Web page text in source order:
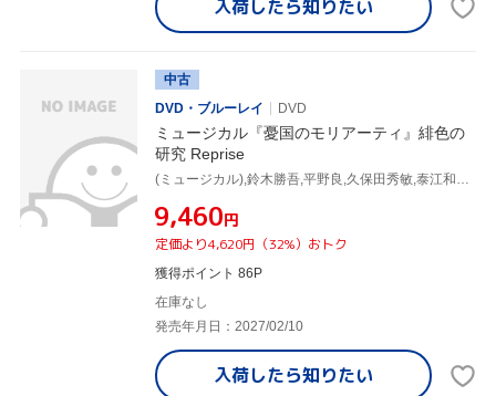
入荷したら知りたい
中古
DVD・ブルーレイ
DVD
ミュージカル『憂国のモリアーティ』緋色の
研究 Reprise
(ミュージカル),鈴木勝吾,平野良,久保田秀敏,泰江和明,山本一慶,三好輝,ただすけ
¥9,460円
定価より4,620円（32%）おトク
獲得ポイント 86P
在庫なし
発売年月日：2027/02/10
入荷したら知りたい